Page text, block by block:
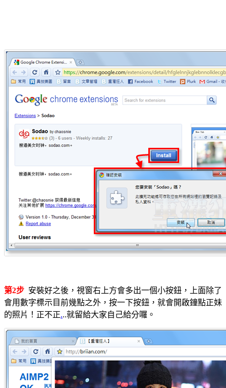
第2步 安裝好之後，視窗右上方會多出一個小按鈕，上面除了
會用數字標示目前幾點之外，按一下按鈕，就會開啟鐘點正妹
的照片！正不正...就留給大家自己給分囉。